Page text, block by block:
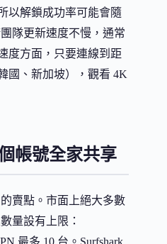
以解鎖成功率可能會隨
隊更新速度不慢，通常
度方面，只要連線到距
國、新加坡），觀看 4K
帳號全家共享
賣點。市面上絕大多數
量設有上限：
最多 10 台。Surfshark